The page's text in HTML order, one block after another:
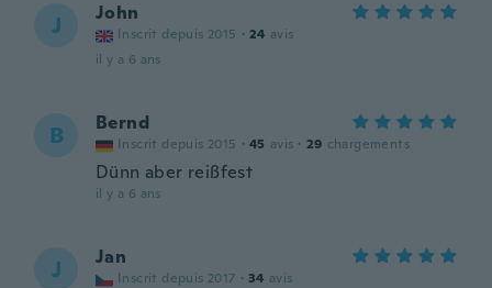
J John
Inscrit depuis 2015 · 24 avis
il y a 6 ans
B Bernd
Inscrit depuis 2015 · 45 avis · 29 chargements
Dünn aber reißfest
il y a 6 ans
J Jan
Inscrit depuis 2017 · 34 avis